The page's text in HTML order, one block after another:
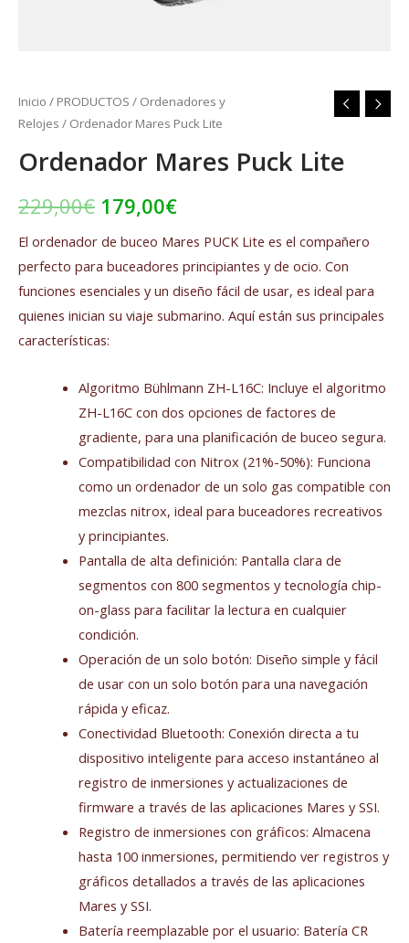
Inicio / PRODUCTOS / Ordenadores y
Relojes / Ordenador Mares Puck Lite
Ordenador Mares Puck Lite
229,00€ 179,00€
El ordenador de buceo Mares PUCK Lite es el compañero
perfecto para buceadores principiantes y de ocio. Con
funciones esenciales y un diseño fácil de usar, es ideal para
quienes inician su viaje submarino. Aquí están sus principales
características:
Algoritmo Bühlmann ZH-L16C: Incluye el algoritmo
ZH-L16C con dos opciones de factores de
gradiente, para una planificación de buceo segura.
Compatibilidad con Nitrox (21%-50%): Funciona
como un ordenador de un solo gas compatible con
mezclas nitrox, ideal para buceadores recreativos
y principiantes.
Pantalla de alta definición: Pantalla clara de
segmentos con 800 segmentos y tecnología chip-
on-glass para facilitar la lectura en cualquier
condición.
Operación de un solo botón: Diseño simple y fácil
de usar con un solo botón para una navegación
rápida y eficaz.
Conectividad Bluetooth: Conexión directa a tu
dispositivo inteligente para acceso instantáneo al
registro de inmersiones y actualizaciones de
firmware a través de las aplicaciones Mares y SSI.
Registro de inmersiones con gráficos: Almacena
hasta 100 inmersiones, permitiendo ver registros y
gráficos detallados a través de las aplicaciones
Mares y SSI.
Batería reemplazable por el usuario: Batería CR